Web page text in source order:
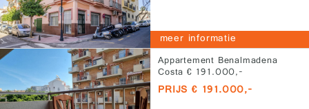
meer informatie
Appartement Benalmadena
Costa € 191.000,-
PRIJS € 191.000,-